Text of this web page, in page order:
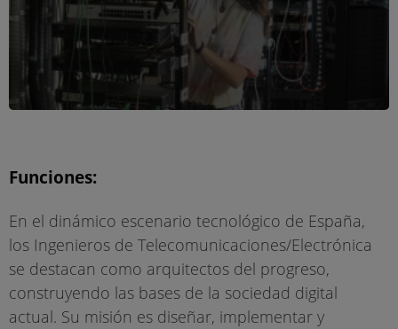
Funciones:
En el dinámico escenario tecnológico de España,
los Ingenieros de Telecomunicaciones/Electrónica
se destacan como arquitectos del progreso,
construyendo las bases de la sociedad digital
actual. Su misión es diseñar, implementar y